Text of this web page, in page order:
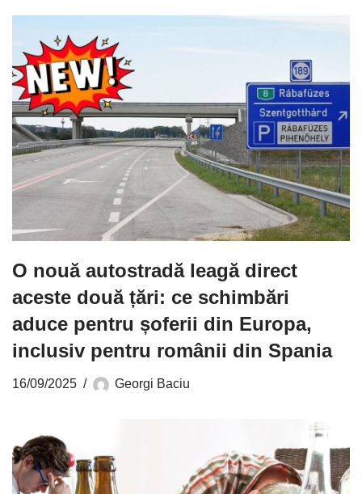
O nouă autostradă leagă direct
aceste două țări: ce schimbări
aduce pentru șoferii din Europa,
inclusiv pentru românii din Spania
16/09/2025 Georgi Baciu